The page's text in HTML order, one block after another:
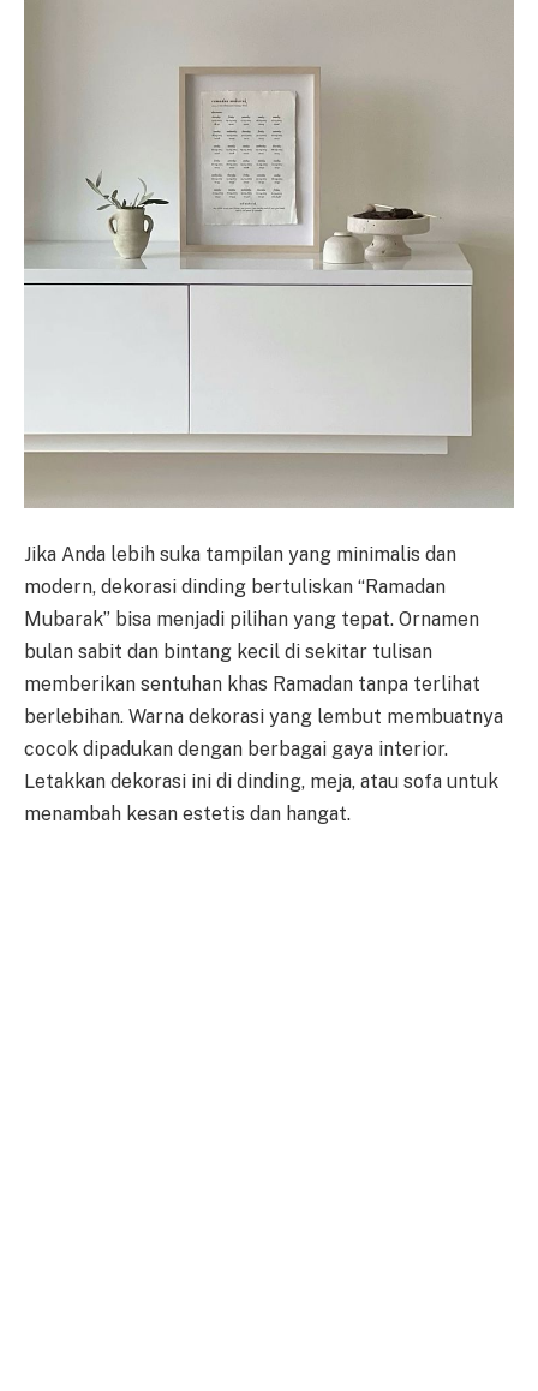
Jika Anda lebih suka tampilan yang minimalis dan
modern, dekorasi dinding bertuliskan “Ramadan
Mubarak” bisa menjadi pilihan yang tepat. Ornamen
bulan sabit dan bintang kecil di sekitar tulisan
memberikan sentuhan khas Ramadan tanpa terlihat
berlebihan. Warna dekorasi yang lembut membuatnya
cocok dipadukan dengan berbagai gaya interior.
Letakkan dekorasi ini di dinding, meja, atau sofa untuk
menambah kesan estetis dan hangat.